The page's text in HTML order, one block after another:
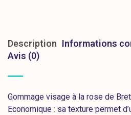
Description Informations
Avis (0)
Gommage visage à la rose de
Economique : sa texture permet